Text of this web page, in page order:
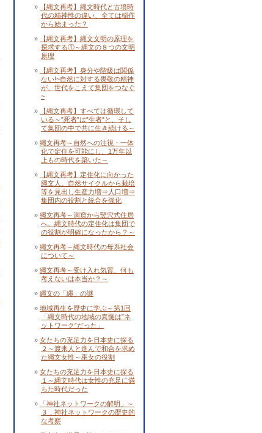
【縄文再考】縄文時代と古墳時
代の精神性の違い、全ては稲作
から始まった？
【縄文再考】縄文文明の原理を
探求する①～縄文の８つの文明
原理
【縄文再考】身分や階級は関係
ない!~自然に対する畏敬の精神
が、世代をこえて集団をつなぐ
~
【縄文再考】すべては循環して
いる～”死者”は”生者”と、そし
て集団の中で共に生き続ける～
縄文再考～自然への注視・一体
化で定住を可能にし、1万年以
上もの時代を築いた～
【縄文再考】定住化に向かった
縄文人。自然サイクルから栽培
等を見出し生産力増⇒人口増⇒
集団内の役割と統合を強化
縄文再考～洞窟から竪穴式住居
へ、縄文時代の定住化は集団で
の役割が明確になったから？～
縄文再考～縄文時代の母系社会
について～
縄文再考～受け入れ気質、何も
考えないは本当か？～
縄文の「繩」の謎
地域再生を歴史に学ぶ～第1回
「縄文時代の地域の真髄は”ネ
ットワーク”だった」
女たちの充足力を日本史に探る
２～渡来人と進んで和合を求め
た縄文女性～巫女の役割
女たちの充足力を日本史に探る
１～縄文時代は女性の充足に満
ちた時代だった
「神社ネットワークの解明」～
３．神社ネットワークの歴史的
な考察